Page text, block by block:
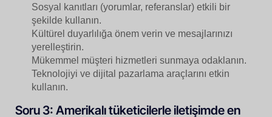
Sosyal kanıtları (yorumlar, referanslar) etkili bir
şekilde kullanın.
Kültürel duyarlılığa önem verin ve mesajlarınızı
yerelleştirin.
Mükemmel müşteri hizmetleri sunmaya odaklanın.
Teknolojiyi ve dijital pazarlama araçlarını etkin
kullanın.
Soru 3: Amerikalı tüketicilerle iletişimde en